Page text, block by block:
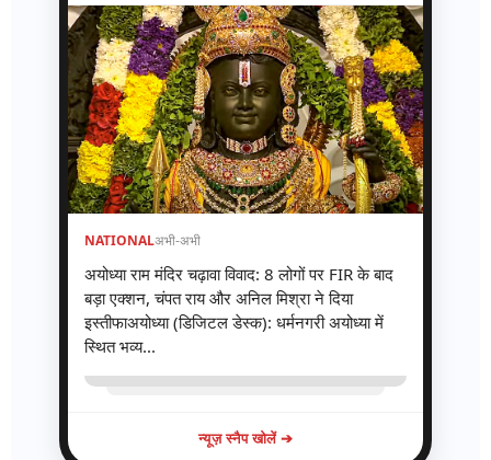
NATIONALअभी-अभी
अयोध्या राम मंदिर चढ़ावा विवाद: 8 लोगों पर FIR के बाद
बड़ा एक्शन, चंपत राय और अनिल मिश्रा ने दिया
इस्तीफाअयोध्या (डिजिटल डेस्क): धर्मनगरी अयोध्या में
स्थित भव्य...
न्यूज़ स्नैप खोलें ➔